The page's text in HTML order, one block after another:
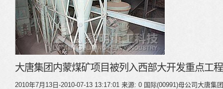
大唐集团内蒙煤矿项目被列入西部大开发重点工
2010年7月13日-2010-07-13 13:17:01 来源: 0 国际(00991)母公司大唐